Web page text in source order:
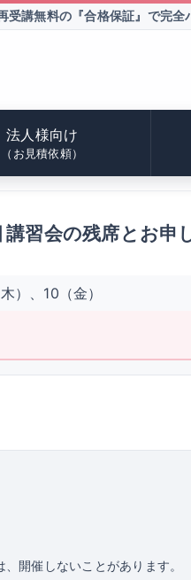
受講無料の『合格保証』で完全
法人様向け
（お見積依頼）
講習会の残席とお申
）、10（金）
開催しないことがあります。